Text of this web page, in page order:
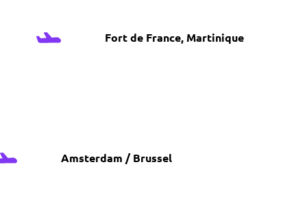
Fort de France, Martinique
Amsterdam / Brussel